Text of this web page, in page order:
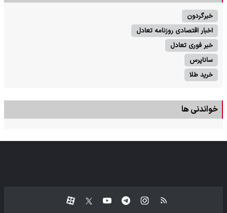
خبرگردون
اخبار اقتصادی روزنامه تعادل
خبر فوری تعادل
ساناپرس
خرید طلا
خواندنی ها